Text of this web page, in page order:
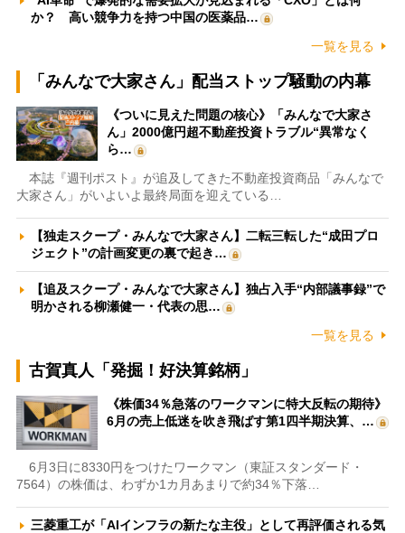
か？ 高い競争力を持つ中国の医薬品…
一覧を見る
「みんなで大家さん」配当ストップ騒動の内幕
《ついに見えた問題の核心》「みんなで大家さ
ん」2000億円超不動産投資トラブル“異常なく
ら…
本誌『週刊ポスト』が追及してきた不動産投資商品「みんなで
大家さん」がいよいよ最終局面を迎えている…
【独走スクープ・みんなで大家さん】二転三転した“成田プロ
ジェクト”の計画変更の裏で起き…
【追及スクープ・みんなで大家さん】独占入手“内部議事録”で
明かされる柳瀬健一・代表の思…
一覧を見る
古賀真人「発掘！好決算銘柄」
《株価34％急落のワークマンに特大反転の期待》
6月の売上低迷を吹き飛ばす第1四半期決算、…
6月3日に8330円をつけたワークマン（東証スタンダード・
7564）の株価は、わずか1カ月あまりで約34％下落…
三菱重工が「AIインフラの新たな主役」として再評価される気